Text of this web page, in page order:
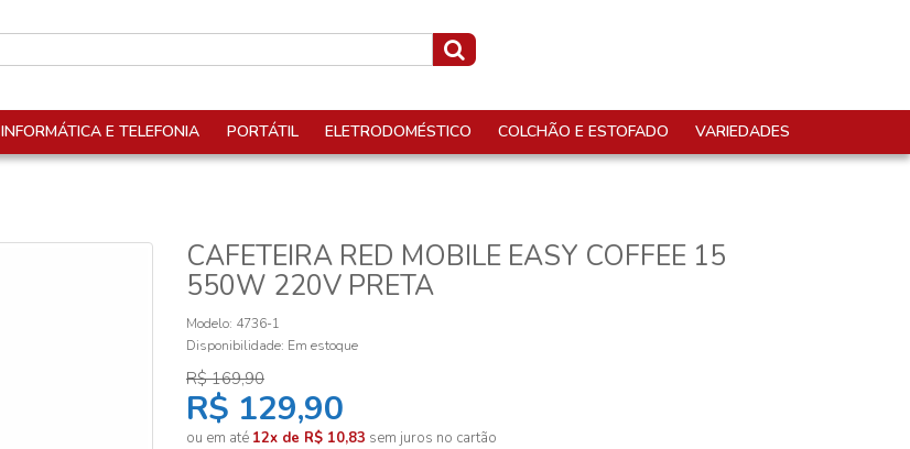
INFORMÁTICA E TELEFONIA PORTÁTIL ELETRODOMÉSTICO COLCHÃO E ESTOFADO VARIEDADES
CAFETEIRA RED MOBILE EASY COFFEE 15
550W 220V PRETA
Modelo: 4736-1
Disponibilidade: Em estoque
R$ 169,90
R$ 129,90
ou em até 12x de R$ 10,83 sem juros no cartão